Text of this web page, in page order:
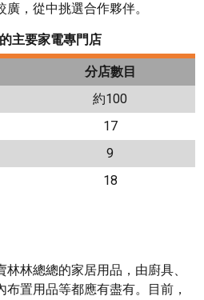
，從中挑選合作夥伴。
主要家電專門店
分店數目
約100
17
9
18
林總總的家居用品，由廚具、
置用品等都應有盡有。目前，